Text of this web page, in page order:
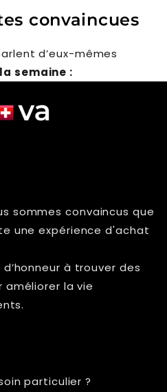
convaincues
d’eux-mêmes
semaine :
sommes convaincus que
une expérience d'achat
à trouver des
améliorer la vie
particulier ?